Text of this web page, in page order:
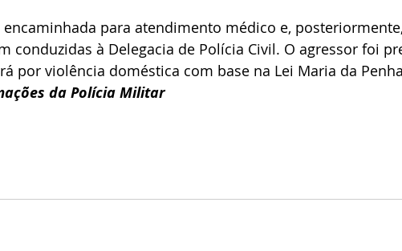
para atendimento médico e,
conduzidas à Delegacia de Polícia Civil. O agressor foi
por violência doméstica com base na Lei Maria da
da Polícia Militar